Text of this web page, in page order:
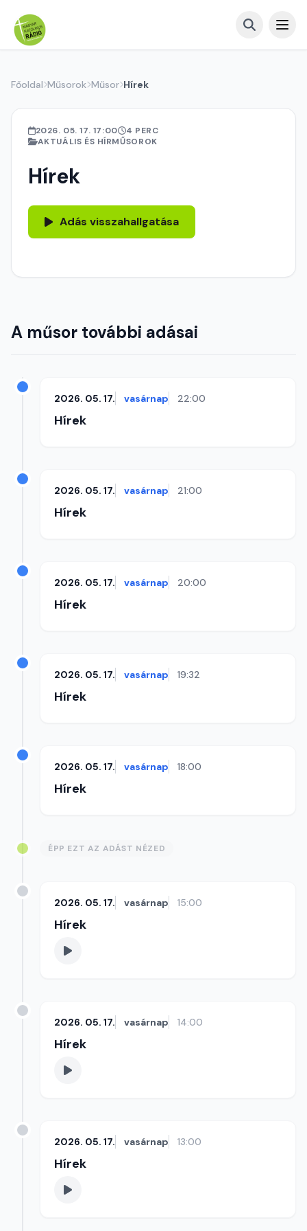
Főoldal Műsorok Műsor Hírek
2026. 05. 17. 17:00
4 PERC
AKTUÁLIS ÉS HÍRMŰSOROK
Hírek
Adás visszahallgatása
A műsor további adásai
2026. 05. 17. vasárnap 22:00
Hírek
2026. 05. 17. vasárnap 21:00
Hírek
2026. 05. 17. vasárnap 20:00
Hírek
2026. 05. 17. vasárnap 19:32
Hírek
2026. 05. 17. vasárnap 18:00
Hírek
ÉPP EZT AZ ADÁST NÉZED
2026. 05. 17. vasárnap 15:00
Hírek
2026. 05. 17. vasárnap 14:00
Hírek
2026. 05. 17. vasárnap 13:00
Hírek